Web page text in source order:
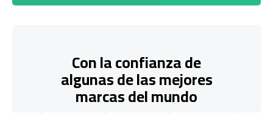
Con la confianza de
algunas de las mejores
marcas del mundo